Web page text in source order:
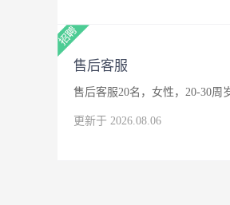
售后客服
售后客服20名，女性，20-30周
更新于 2026.08.06